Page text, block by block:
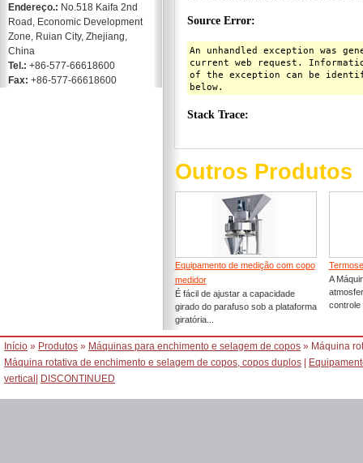
Endereço.: No.518 Kaifa 2nd
Road, Economic Development
Zone, Ruian City, Zhejiang,
China
Tel.: +86-577-66618600
Fax: +86-577-66618600
Outros Produtos
Equipamento de medição com copo
medidor
É fácil de ajustar a capacidade
girado do parafuso sob a plataforma
giratória...
A
controle
Início » Produtos » Máquinas para enchimento e selagem de copos » Máquina
Máquina rotativa de enchimento e selagem de copos, copos duplos
vertical
DISCONTINUED